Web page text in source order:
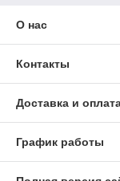
О нас
Контакты
Доставка и
График работы